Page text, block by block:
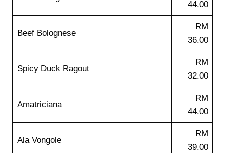
44.00
Beef Bolognese
RM
36.00
Spicy Duck Ragout
RM
32.00
Amatriciana
RM
44.00
Ala Vongole
RM
39.00